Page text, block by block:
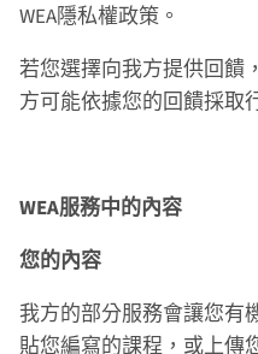
WEA隱私權政策。
若您選擇向我方提供回饋
方可能依據您的回饋採取
WEA服務中的內容
您的內容
我方的部分服務會讓您有
貼您編寫的課程，或上傳